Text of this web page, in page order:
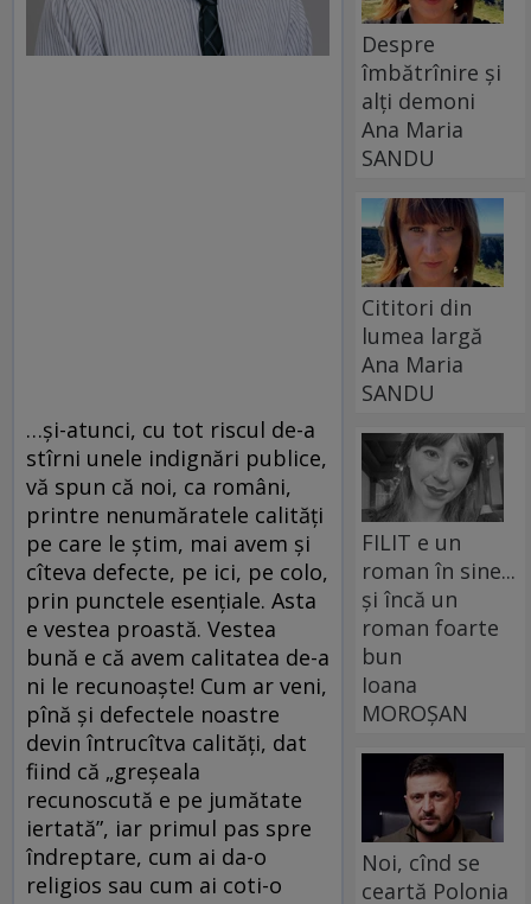
…și-atunci, cu tot riscul de-a
stîrni unele indignări publice,
vă spun că noi, ca români,
printre nenumăratele calități
pe care le știm, mai avem și
cîteva defecte, pe ici, pe colo,
prin punctele esențiale. Asta
e vestea proastă. Vestea
bună e că avem calitatea de-a
ni le recunoaște! Cum ar veni,
pînă și defectele noastre
devin întrucîtva calități, dat
fiind că „greșeala
recunoscută e pe jumătate
iertată”, iar primul pas spre
îndreptare, cum ai da-o
religios sau cum ai coti-o
Despre
îmbătrînire și
alți demoni
Ana Maria
SANDU
Cititori din
lumea largă
Ana Maria
SANDU
FILIT e un
roman în sine...
și încă un
roman foarte
bun
Ioana
MOROȘAN
Noi, cînd se
ceartă Polonia